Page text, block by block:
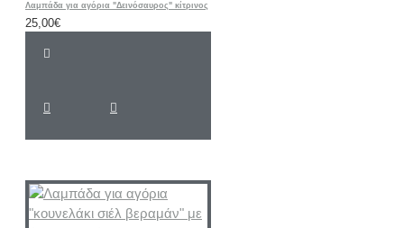
Λαμπάδα για αγόρια "Δεινόσαυρος" κίτρινος
25,00€